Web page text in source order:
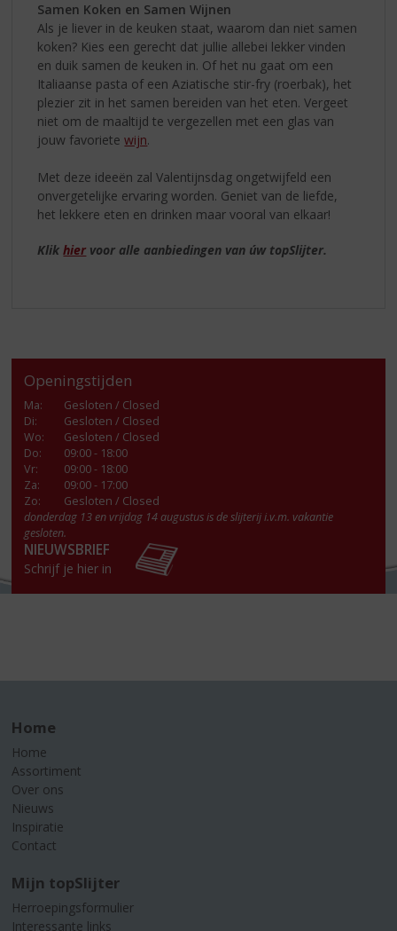
Samen Koken en Samen Wijnen
Als je liever in de keuken staat, waarom dan niet samen
koken? Kies een gerecht dat jullie allebei lekker vinden
en duik samen de keuken in. Of het nu gaat om een
Italiaanse pasta of een Aziatische stir-fry (roerbak), het
plezier zit in het samen bereiden van het eten. Vergeet
niet om de maaltijd te vergezellen met een glas van
jouw favorietewijn.
Met deze ideeën zal Valentijnsdag ongetwijfeld een
onvergetelijke ervaring worden. Geniet van de liefde,
het lekkere eten en drinken maar vooral van elkaar!
Klikhier voor alle aanbiedingen van úw topSlijter.
Openingstijden
Ma:
Gesloten / Closed
Di:
Gesloten / Closed
Wo:
Gesloten / Closed
Do:
09:00 - 18:00
Vr:
09:00 - 18:00
Za:
09:00 - 17:00
Zo:
Gesloten / Closed
donderdag 13 en vrijdag 14 augustus is de slijterij i.v.m. vakantie
gesloten.
NIEUWSBRIEF
Schrijf je hier in
Home
Home
Assortiment
Over ons
Nieuws
Inspiratie
Contact
Mijn topSlijter
Herroepingsformulier
Interessante links